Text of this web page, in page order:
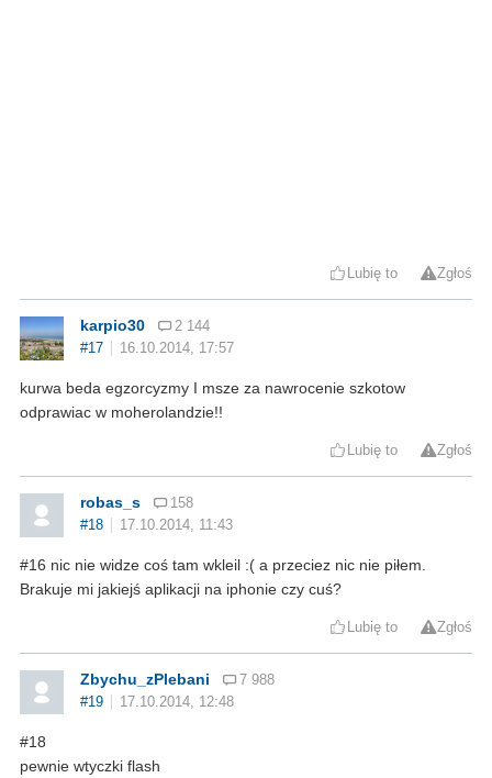
Lubię to Zgłoś
karpio30
2 144
#17
16.10.2014, 17:57
kurwa beda egzorcyzmy I msze za nawrocenie szkotow
odprawiac w moherolandzie!!
Lubię to Zgłoś
robas_s
158
#18
17.10.2014, 11:43
#16 nic nie widze coś tam wkleil :( a przeciez nic nie piłem.
Brakuje mi jakiejś aplikacji na iphonie czy cuś?
Lubię to Zgłoś
Zbychu_zPlebani
7 988
#19
17.10.2014, 12:48
#18
pewnie wtyczki flash